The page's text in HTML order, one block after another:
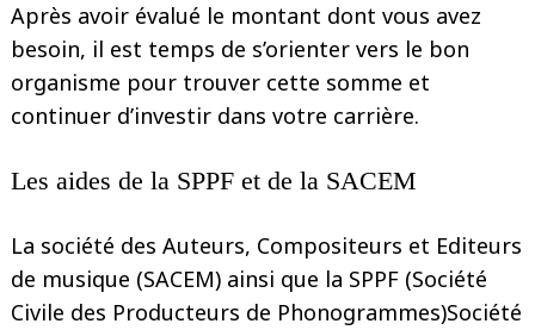
Après avoir évalué le montant dont vous avez
besoin, il est temps de s’orienter vers le bon
organisme pour trouver cette somme et
continuer d’investir dans votre carrière.
Les aides de la SPPF et de la SACEM
La société des Auteurs, Compositeurs et Editeurs
de musique (SACEM) ainsi que la SPPF (Société
Civile des Producteurs de Phonogrammes)Société